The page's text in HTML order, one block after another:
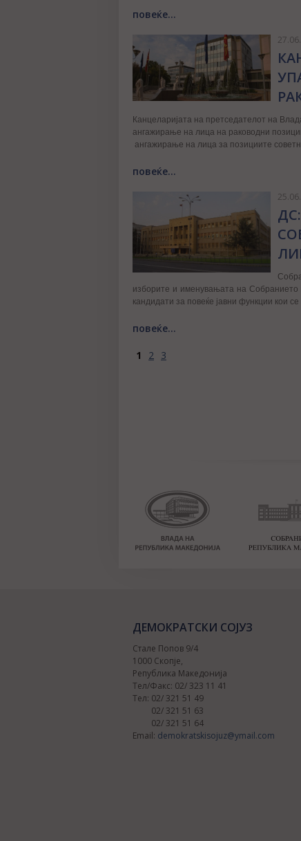
повеќе...
Канцеларијата на претседателот на
ангажирање на лица на раководни
ангажирање на лица за позициите
повеќе...
изборите и именувањата на
кандидати за повеќе јавни функции кои
повеќе...
1 2 3
ДЕМОКРАТСКИ СОЈУЗ
Стале Попов 9/4
1000 Скопје,
Република Македонија
Тел/Факс: 02/ 323 11 41
Тел: 02/ 321 51 49
02/ 321 51 63
02/ 321 51 64
Email: demokratskisojuz@ymail.com